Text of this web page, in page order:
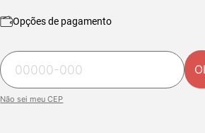
Opções de pagamento
Não sei meu CEP